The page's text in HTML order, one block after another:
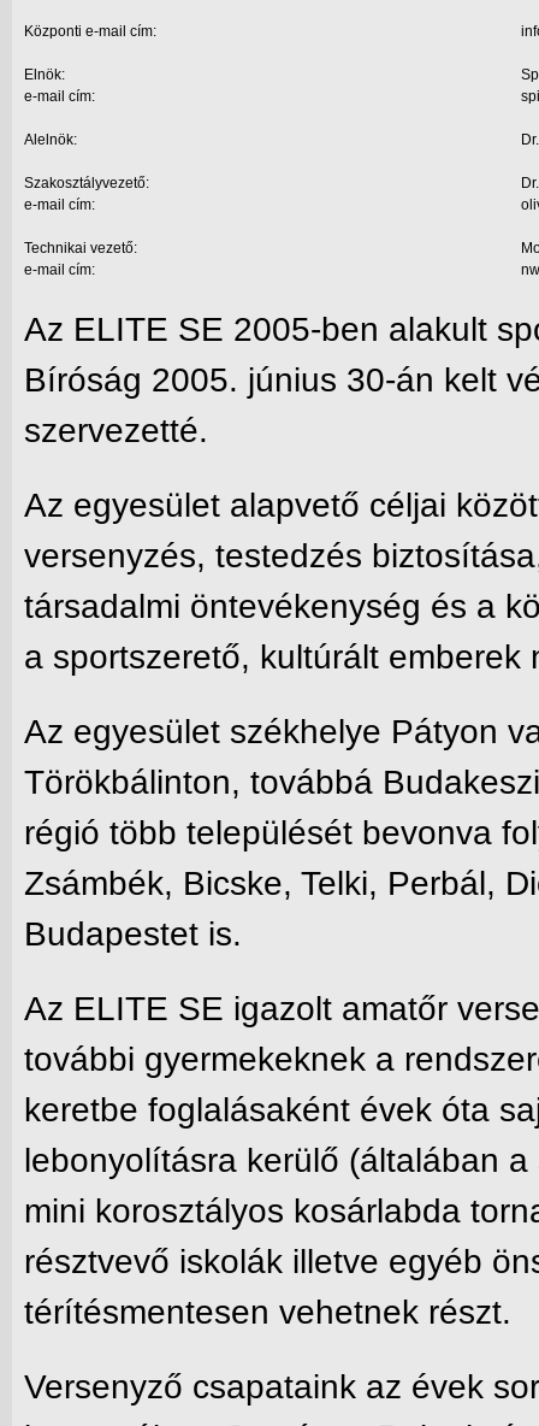
Központi e-mail cím:
Elnök:
e-mail cím:
Alelnök:
Szakosztályvezető:
e-mail cím:
Technikai vezető:
e-mail cím:
Az ELITE SE 2005-ben alakult
Bíróság 2005. június 30-án kelt
szervezetté.
Az egyesület alapvető céljai
versenyzés, testedzés
társadalmi öntevékenység és a
a sportszerető, kultúrált
Az egyesület székhelye Pátyon
Törökbálinton, továbbá
régió több települését bevonva
Zsámbék, Bicske, Telki, Perbál,
Budapestet is.
Az ELITE SE igazolt amatőr
további gyermekeknek a
keretbe foglalásaként évek óta
lebonyolításra kerülő (általában
mini korosztályos kosárlabda
résztvevő iskolák illetve egyéb
térítésmentesen vehetnek részt.
Versenyző csapataink az évek